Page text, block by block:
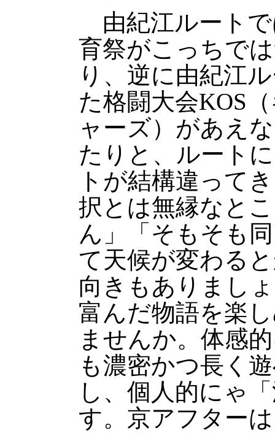
由紀江ルートで
育祭がこっちで
り、逆に由紀江
た格闘大会KOS
ャーズ）があえ
たりと、ルート
トが結構違って
択とは無縁なと
ん」「そもそも
て天候が変わる
向きもありまし
富んだ物語を楽
ませんか。体感
も濃密かつ長く
し、個人的にゃ
す。京アフター